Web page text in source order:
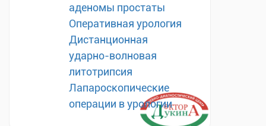
аденомы простаты
Оперативная урология
Дистанционная
ударно-волновая
литотрипсия
Лапароскопические
операции в урологии